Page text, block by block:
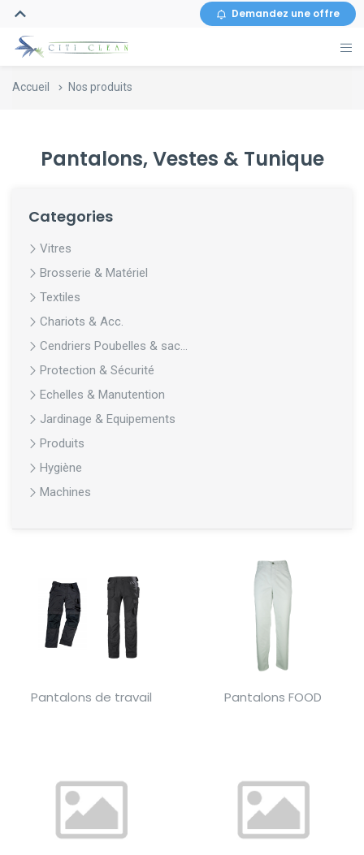
Demandez une offre
Accueil Nos produits
Pantalons, Vestes & Tunique
Categories
Vitres
Brosserie & Matériel
Textiles
Chariots & Acc.
Cendriers Poubelles & sac...
Protection & Sécurité
Echelles & Manutention
Jardinage & Equipements
Produits
Hygiène
Machines
Pantalons de travail Pantalons FOOD